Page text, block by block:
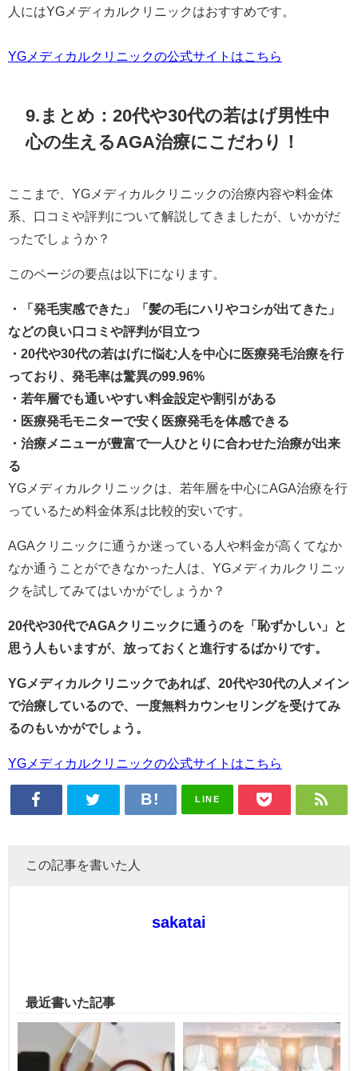
人にはYGメディカルクリニックはおすすめです。
YGメディカルクリニックの公式サイトはこちら
9.まとめ：20代や30代の若はげ男性中
心の生えるAGA治療にこだわり！
ここまで、YGメディカルクリニックの治療内容や料金体
系、口コミや評判について解説してきましたが、いかがだ
ったでしょうか？
このページの要点は以下になります。
・「発毛実感できた」「髪の毛にハリやコシが出てきた」
などの良い口コミや評判が目立つ
・20代や30代の若はげに悩む人を中心に医療発毛治療を行
っており、発毛率は驚異の99.96%
・若年層でも通いやすい料金設定や割引がある
・医療発毛モニターで安く医療発毛を体感できる
・治療メニューが豊富で一人ひとりに合わせた治療が出来
る
YGメディカルクリニックは、若年層を中心にAGA治療を行
っているため料金体系は比較的安いです。
AGAクリニックに通うか迷っている人や料金が高くてなか
なか通うことができなかった人は、YGメディカルクリニッ
クを試してみてはいかがでしょうか？
20代や30代でAGAクリニックに通うのを「恥ずかしい」と
思う人もいますが、放っておくと進行するばかりです。
YGメディカルクリニックであれば、20代や30代の人メイン
で治療しているので、一度無料カウンセリングを受けてみ
るのもいかがでしょう。
YGメディカルクリニックの公式サイトはこちら
LINE
この記事を書いた人
sakatai
最近書いた記事